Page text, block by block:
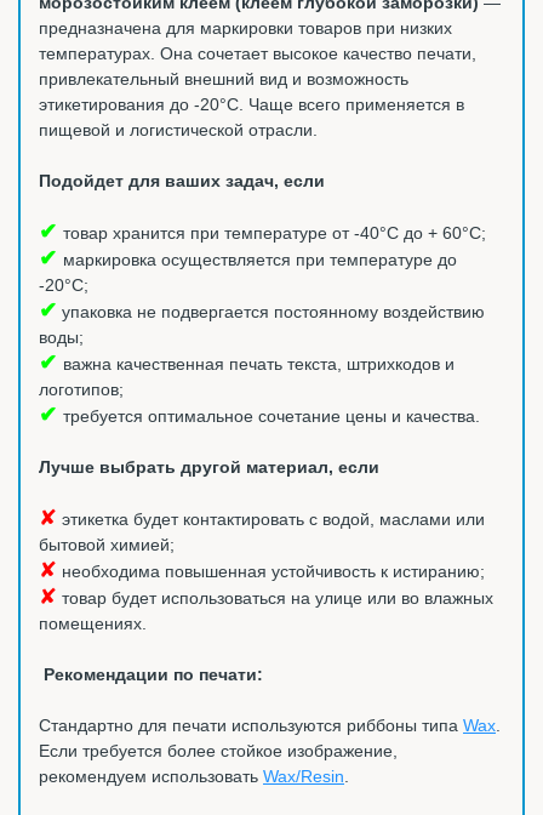
предназначена для маркировки товаров при низких
температурах. Она сочетает высокое качество печати,
привлекательный внешний вид и возможность
этикетирования до -20°C. Чаще всего применяется в
пищевой и логистической отрасли.
Подойдет для ваших задач, если
✔ товар хранится при температуре от -40°С до + 60°С;
✔ маркировка осуществляется при температуре до
-20°С;
✔ упаковка не подвергается постоянному воздействию
воды;
✔ важна качественная печать текста, штрихкодов и
логотипов;
✔ требуется оптимальное сочетание цены и качества.
Лучше выбрать другой материал, если
✘ этикетка будет контактировать с водой, маслами или
бытовой химией;
✘ необходима повышенная устойчивость к истиранию;
✘ товар будет использоваться на улице или во влажных
помещениях.
Рекомендации по печати:
Стандартно для печати используются риббоны типа Wax
Если требуется более стойкое изображение,
рекомендуем использовать Wax/Resin